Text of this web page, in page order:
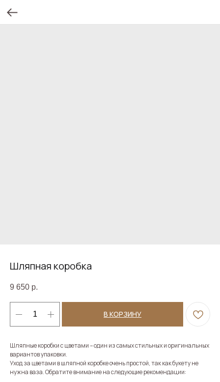
Шляпная коробка
9 650 р.
В КОРЗИНУ
Шляпные коробки с цветами – один из самых стильных и оригинальных
вариантов упаковки.
Уход за цветами в шляпной коробке очень простой, так как букету не
нужна ваза. Обратите внимание на следующие рекомендации: